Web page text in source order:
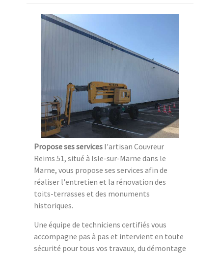
Propose ses services l'artisan Couvreur
Reims 51, situé à Isle-sur-Marne dans le
Marne, vous propose ses services afin de
réaliser l'entretien et la rénovation des
toits-terrasses et des monuments
historiques.
Une équipe de techniciens certifiés vous
accompagne pas à pas et intervient en toute
sécurité pour tous vos travaux, du démontage